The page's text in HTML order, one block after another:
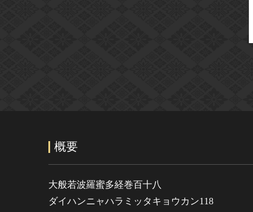
概要
大般若波羅蜜多経巻百十八
ダイハンニャハラミッタキョウカン118